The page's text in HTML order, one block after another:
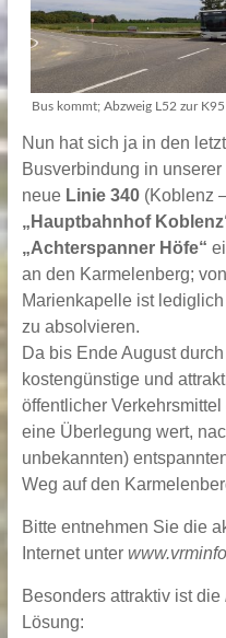
Bus kommt; Abzweig L52 zur K95
Nun hat sich ja in den
Busverbindung in
neue Linie 340(Koblenz
„Hauptbahnhof
„Achterspanner Höfe“
an den Karmelenberg;
Marienkapelle ist
zu absolvieren.
Da bis Ende August
kostengünstige und
öffentlicher
eine Überlegung wert,
unbekannten)
Weg auf den
Bitte entnehmen Sie die
Internet unter
Besonders attraktiv ist die
Lösung: